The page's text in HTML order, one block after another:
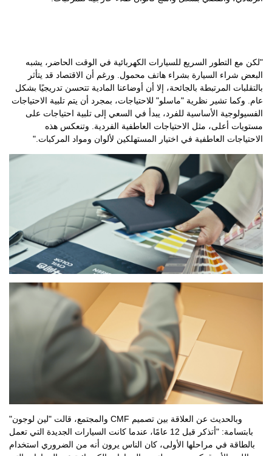
"لكن مع التطور السريع للسيارات الكهربائية في الوقت الحاضر، يشبه
البعض شراء السيارة بشراء هاتف محمول. ورغم أن الاقتصاد قد يتأثر
بالتقلبات المرتبطة بالجائحة، إلا أن أوضاعنا المادية تتحسن تدريجيًا بشكل
عام. وكما تشير نظرية "ماسلو" للاحتياجات، بمجرد أن يتم تلبية الاحتياجات
الفسيولوجية الأساسية للفرد، يبدأ في السعي إلى تلبية احتياجات على
مستويات أعلى، مثل الاحتياجات العاطفية الفردية. وتنعكس هذه
الاحتياجات العاطفية في اختيار المستهلكين لألوان ومواد المركبات."
وبالحديث عن العلاقة بين تصميم CMF والمجتمع، قالت "لين لوجون"
بابتسامة: "أتذكر قبل 12 عامًا، عندما كانت السيارات الجديدة التي تعمل
بالطاقة في مراحلها الأولى، كان الناس يرون أنه من الضروري استخدام